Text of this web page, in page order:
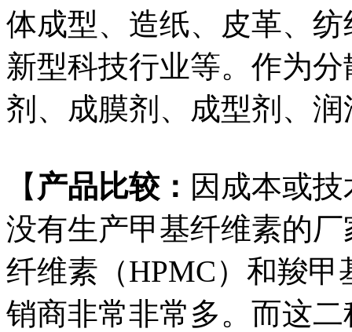
体成型、造纸、皮革、
新型科技行业等。作为
剂、成膜剂、成型剂、
【 产品比较： 因成本或
没有生产甲基纤维素的
纤维素（HPMC）和羧
销商非常非常多。而这